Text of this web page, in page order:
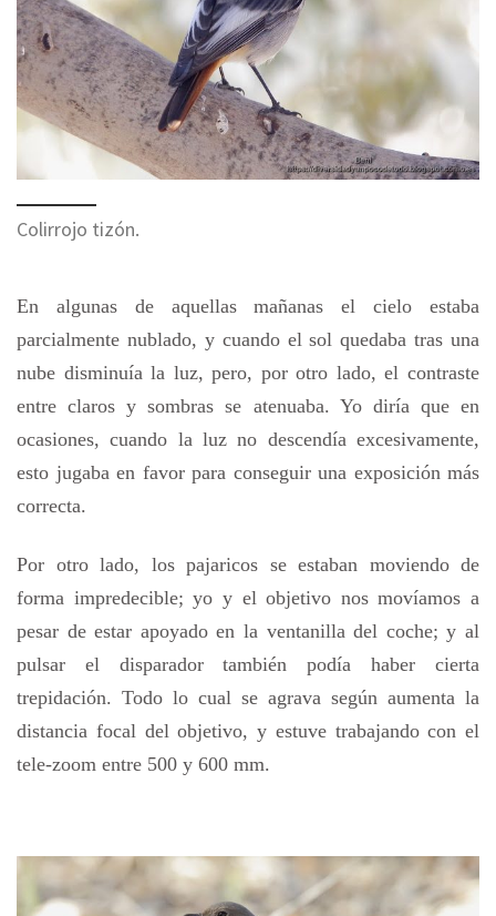
Colirrojo tizón.
En algunas de aquellas mañanas el cielo estaba
parcialmente nublado, y cuando el sol quedaba tras una
nube disminuía la luz, pero, por otro lado, el contraste
entre claros y sombras se atenuaba. Yo diría que en
ocasiones, cuando la luz no descendía excesivamente,
esto jugaba en favor para conseguir una exposición más
correcta.
Por otro lado, los pajaricos se estaban moviendo de
forma impredecible; yo y el objetivo nos movíamos a
pesar de estar apoyado en la ventanilla del coche; y al
pulsar el disparador también podía haber cierta
trepidación. Todo lo cual se agrava según aumenta la
distancia focal del objetivo, y estuve trabajando con el
tele-zoom entre 500 y 600 mm.